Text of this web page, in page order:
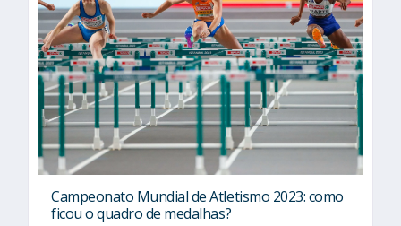
Campeonato Mundial de Atletismo 2023: como
ficou o quadro de medalhas?